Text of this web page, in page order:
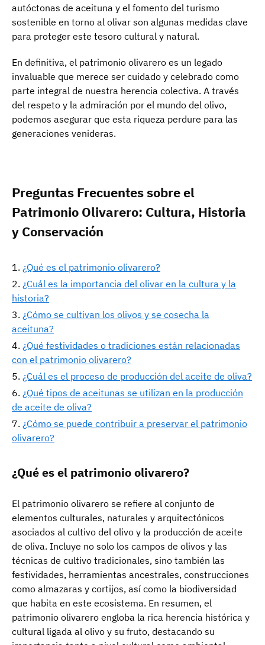
autóctonas de aceituna y el fomento del turismo
sostenible en torno al olivar son algunas medidas clave
para proteger este tesoro cultural y natural.
En definitiva, el patrimonio olivarero es un legado
invaluable que merece ser cuidado y celebrado como
parte integral de nuestra herencia colectiva. A través
del respeto y la admiración por el mundo del olivo,
podemos asegurar que esta riqueza perdure para las
generaciones venideras.
Preguntas Frecuentes sobre el
Patrimonio Olivarero: Cultura, Historia
y Conservación
¿Qué es el patrimonio olivarero?
¿Cuál es la importancia del olivar en la cultura y la
historia?
¿Cómo se cultivan los olivos y se cosecha la
aceituna?
¿Qué festividades o tradiciones están relacionadas
con el patrimonio olivarero?
¿Cuál es el proceso de producción del aceite de oliva?
¿Qué tipos de aceitunas se utilizan en la producción
de aceite de oliva?
¿Cómo se puede contribuir a preservar el patrimonio
olivarero?
¿Qué es el patrimonio olivarero?
El patrimonio olivarero se refiere al conjunto de
elementos culturales, naturales y arquitectónicos
asociados al cultivo del olivo y la producción de aceite
de oliva. Incluye no solo los campos de olivos y las
técnicas de cultivo tradicionales, sino también las
festividades, herramientas ancestrales, construcciones
como almazaras y cortijos, así como la biodiversidad
que habita en este ecosistema. En resumen, el
patrimonio olivarero engloba la rica herencia histórica y
cultural ligada al olivo y su fruto, destacando su